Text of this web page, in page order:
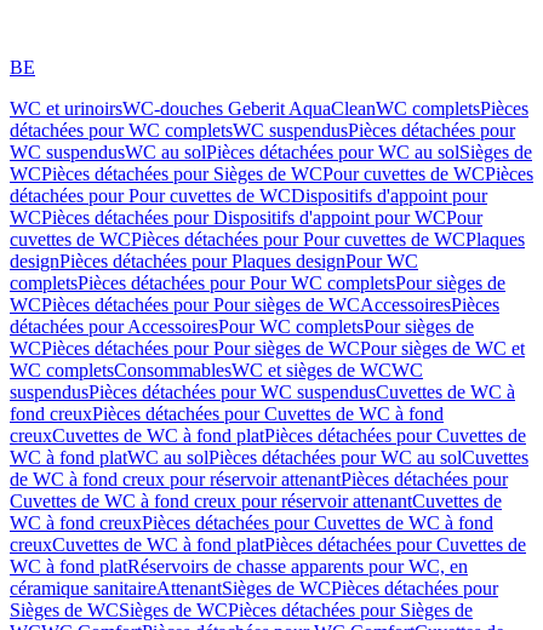
BE
WC et urinoirsWC-douches Geberit AquaCleanWC completsPièces
détachées pour WC completsWC suspendusPièces détachées pour
WC suspendusWC au solPièces détachées pour WC au solSièges de
WCPièces détachées pour Sièges de WCPour cuvettes de WCPièces
détachées pour Pour cuvettes de WCDispositifs d'appoint pour
WCPièces détachées pour Dispositifs d'appoint pour WCPour
cuvettes de WCPièces détachées pour Pour cuvettes de WCPlaques
designPièces détachées pour Plaques designPour WC
completsPièces détachées pour Pour WC completsPour sièges de
WCPièces détachées pour Pour sièges de WCAccessoiresPièces
détachées pour AccessoiresPour WC completsPour sièges de
WCPièces détachées pour Pour sièges de WCPour sièges de WC et
WC completsConsommablesWC et sièges de WCWC
suspendusPièces détachées pour WC suspendusCuvettes de WC à
fond creuxPièces détachées pour Cuvettes de WC à fond
creuxCuvettes de WC à fond platPièces détachées pour Cuvettes de
WC à fond platWC au solPièces détachées pour WC au solCuvettes
de WC à fond creux pour réservoir attenantPièces détachées pour
Cuvettes de WC à fond creux pour réservoir attenantCuvettes de
WC à fond creuxPièces détachées pour Cuvettes de WC à fond
creuxCuvettes de WC à fond platPièces détachées pour Cuvettes de
WC à fond platRéservoirs de chasse apparents pour WC, en
céramique sanitaireAttenantSièges de WCPièces détachées pour
Sièges de WCSièges de WCPièces détachées pour Sièges de